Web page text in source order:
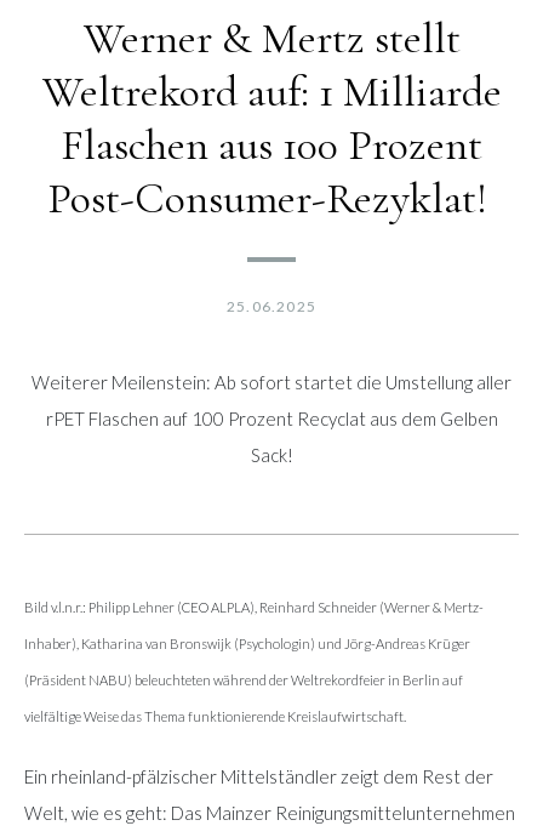
Werner & Mertz stellt
Weltrekord auf: 1 Milliarde
Flaschen aus 100 Prozent
Post-Consumer-Rezyklat!
25.06.2025
Weiterer Meilenstein: Ab sofort startet die Umstellung aller
rPET Flaschen auf 100 Prozent Recyclat aus dem Gelben
Sack!
Bild v.l.n.r.: Philipp Lehner (CEO ALPLA), Reinhard Schneider (Werner & Mertz-
Inhaber), Katharina van Bronswijk (Psychologin) und Jörg-Andreas Krüger
(Präsident NABU) beleuchteten während der Weltrekordfeier in Berlin auf
vielfältige Weise das Thema funktionierende Kreislaufwirtschaft.
Ein rheinland-pfälzischer Mittelständler zeigt dem Rest der
Welt, wie es geht: Das Mainzer Reinigungsmittelunternehmen